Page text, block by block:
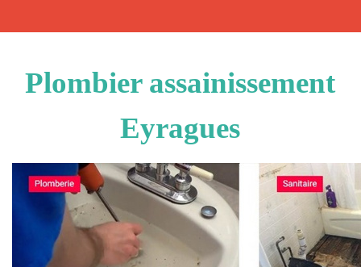
Plombier assainissement
Eyragues